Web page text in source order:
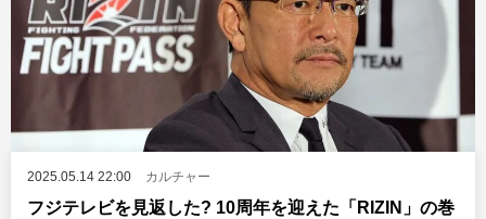
2025.05.14 22:00 カルチャー
フジテレビを見返した? 10周年を迎えた「RIZIN」の巻